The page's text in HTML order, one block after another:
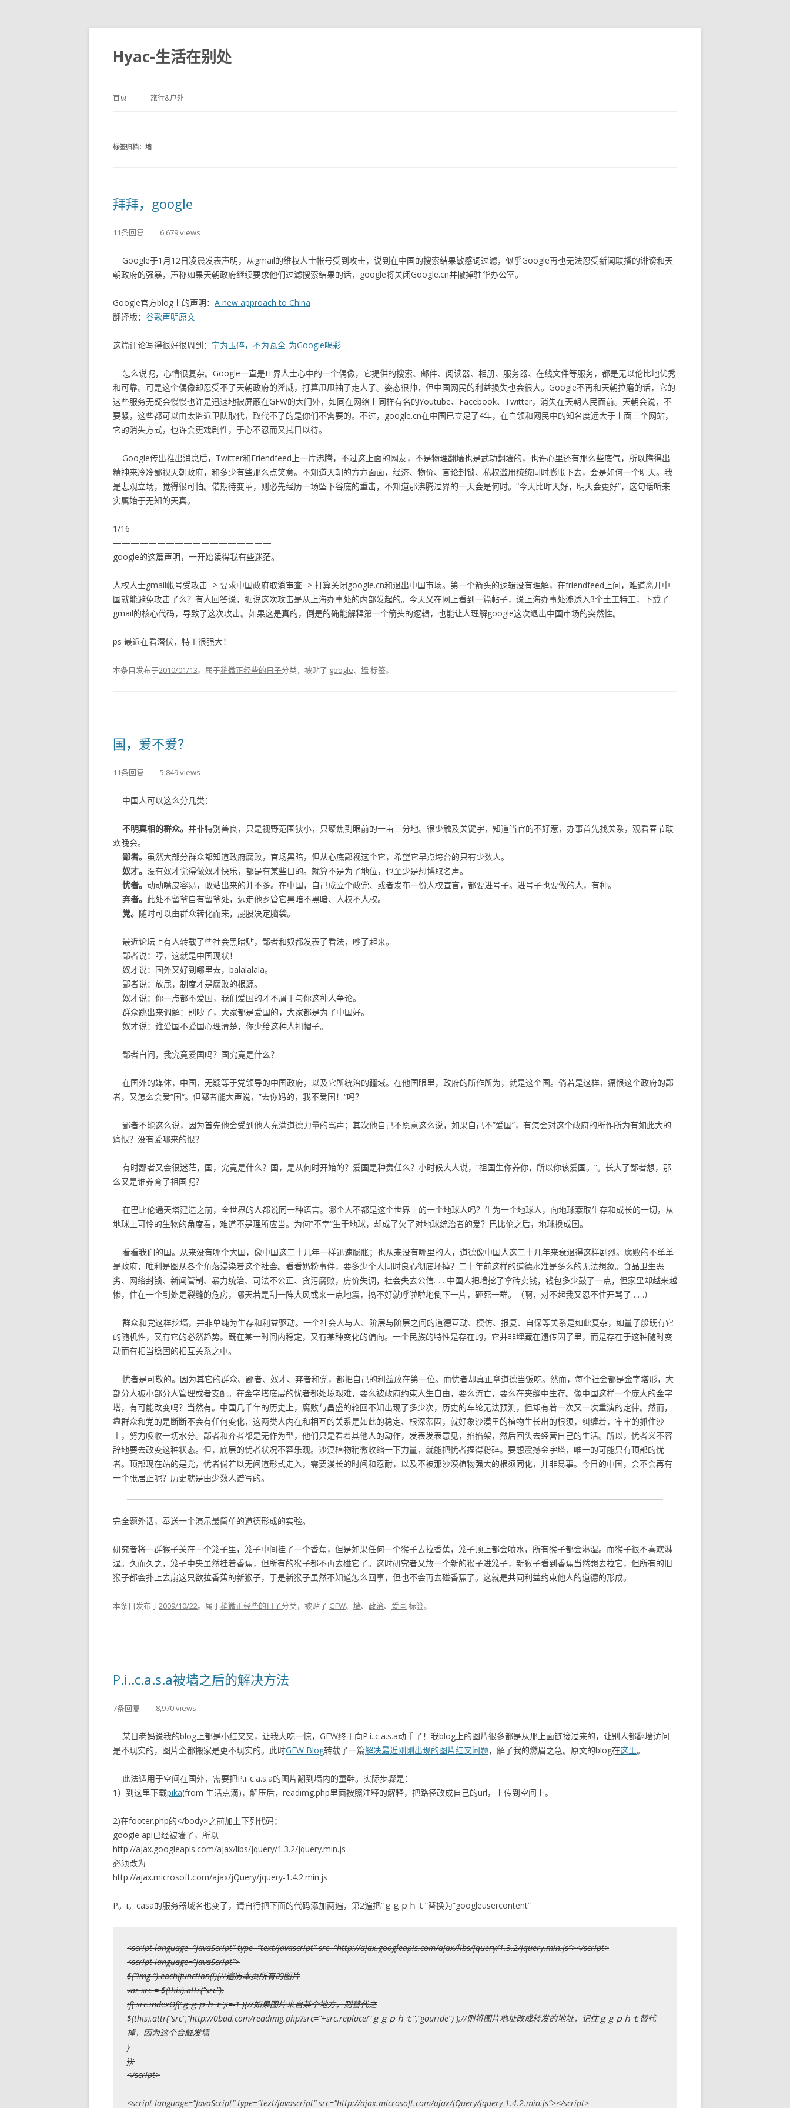
Hyac-生活在别处
首页 旅行&户外
标签归档： 墙
拜拜，google
11条回复 6,679 views
Google于1月12日凌晨发表声明，从gmail的维权人士帐号受到攻击，说到在中国的搜索结果敏感词过滤，似乎Google再也无法忍受新闻联播的诽谤和天
朝政府的强暴，声称如果天朝政府继续要求他们过滤搜索结果的话，google将关闭Google.cn并撤掉驻华办公室。
Google官方blog上的声明： A new approach to China
翻译版： 谷歌声明原文
这篇评论写得很好很周到： 宁为玉碎，不为瓦全-为Google喝彩
怎么说呢，心情很复杂。Google一直是IT界人士心中的一个偶像，它提供的搜索、邮件、阅读器、相册、服务器、在线文件等服务，都是无以伦比地优秀
和可靠。可是这个偶像却忍受不了天朝政府的淫威，打算甩甩袖子走人了。姿态很帅，但中国网民的利益损失也会很大。Google不再和天朝拉磨的话，它的
这些服务无疑会慢慢也许是迅速地被屏蔽在GFW的大门外，如同在网络上同样有名的Youtube、Facebook、Twitter，消失在天朝人民面前。天朝会说，不
要紧，这些都可以由太监近卫队取代，取代不了的是你们不需要的。不过，google.cn在中国已立足了4年，在白领和网民中的知名度远大于上面三个网站，
它的消失方式，也许会更戏剧性，于心不忍而又拭目以待。
Google传出推出消息后，Twitter和Friendfeed上一片沸腾，不过这上面的网友，不是物理翻墙也是武功翻墙的，也许心里还有那么些底气，所以腾得出
精神来冷冷鄙视天朝政府，和多少有些那么点笑意。不知道天朝的方方面面，经济、物价、言论封锁、私权滥用统统同时膨胀下去，会是如何一个明天。我
是悲观立场，觉得很可怕。偌期待变革，则必先经历一场坠下谷底的重击，不知道那沸腾过界的一天会是何时。“今天比昨天好，明天会更好”，这句话听来
实属始于无知的天真。
1/16
——————————————————
google的这篇声明，一开始读得我有些迷茫。
人权人士gmail帐号受攻击 -> 要求中国政府取消审查 -> 打算关闭google.cn和退出中国市场。第一个箭头的逻辑没有理解，在friendfeed上问，难道离开中
国就能避免攻击了么？有人回答说，据说这次攻击是从上海办事处的内部发起的。今天又在网上看到一篇帖子，说上海办事处渗透入3个土工特工，下载了
gmail的核心代码，导致了这次攻击。如果这是真的，倒是的确能解释第一个箭头的逻辑，也能让人理解google这次退出中国市场的突然性。
ps 最近在看潜伏，特工很强大！
本条目发布于2010/01/13。属于稍微正经些的日子分类，被贴了 google、 墙标签。
国，爱不爱？
11条回复 5,849 views
中国人可以这么分几类：
不明真相的群众。 并非特别善良，只是视野范围狭小，只聚焦到眼前的一亩三分地。很少触及关键字，知道当官的不好惹，办事首先找关系，观看春节联
欢晚会。
鄙者。 虽然大部分群众都知道政府腐败，官场黑暗，但从心底鄙视这个它，希望它早点垮台的只有少数人。
奴才。 没有奴才觉得做奴才快乐，都是有某些目的。就算不是为了地位，也至少是想博取名声。
忧者。 动动嘴皮容易，敢站出来的并不多。在中国，自己成立个政党、或者发布一份人权宣言，都要进号子。进号子也要做的人，有种。
弃者。 此处不留爷自有留爷处，远走他乡管它黑暗不黑暗、人权不人权。
党。 随时可以由群众转化而来，屁股决定脑袋。
最近论坛上有人转载了些社会黑暗贴，鄙者和奴都发表了看法，吵了起来。
鄙者说：哼，这就是中国现状！
奴才说：国外又好到哪里去，balalalala。
鄙者说：放屁，制度才是腐败的根源。
奴才说：你一点都不爱国，我们爱国的才不屑于与你这种人争论。
群众跳出来调解：别吵了，大家都是爱国的，大家都是为了中国好。
奴才说：谁爱国不爱国心理清楚，你少给这种人扣帽子。
鄙者自问，我究竟爱国吗？国究竟是什么？
在国外的媒体，中国，无疑等于党领导的中国政府，以及它所统治的疆域。在他国眼里，政府的所作所为，就是这个国。倘若是这样，痛恨这个政府的鄙
者，又怎么会爱”国“。但鄙者能大声说，”去你妈的，我不爱国！“吗？
鄙者不能这么说，因为首先他会受到他人充满道德力量的骂声；其次他自己不愿意这么说，如果自己不”爱国”，有怎会对这个政府的所作所为有如此大的
痛恨？没有爱哪来的恨？
有时鄙者又会很迷茫，国，究竟是什么？国，是从何时开始的？爱国是种责任么？小时候大人说，“祖国生你养你，所以你该爱国。”。长大了鄙者想，那
么又是谁养育了祖国呢？
在巴比伦通天塔建造之前，全世界的人都说同一种语言。哪个人不都是这个世界上的一个地球人吗？生为一个地球人，向地球索取生存和成长的一切，从
地球上可怜的生物的角度看，难道不是理所应当。为何”不幸“生于地球，却成了欠了对地球统治者的爱？巴比伦之后，地球换成国。
看看我们的国。从来没有哪个大国，像中国这二十几年一样迅速膨胀；也从来没有哪里的人，道德像中国人这二十几年来衰退得这样剧烈。腐败的不单单
是政府，唯利是图从各个角落浸染着这个社会。看看奶粉事件，要多少个人同时良心彻底坏掉？二十年前这样的道德水准是多么的无法想象。食品卫生恶
劣、网络封锁、新闻管制、暴力统治、司法不公正、贪污腐败，房价失调，社会失去公信……中国人把墙挖了拿砖卖钱，钱包多少鼓了一点，但家里却越来越
惨，住在一个到处是裂缝的危房，哪天若是刮一阵大风或来一点地震，搞不好就呼啦啦地倒下一片，砸死一群。（啊，对不起我又忍不住开骂了……）
群众和党这样挖墙，并非单纯为生存和利益驱动。一个社会人与人、阶层与阶层之间的道德互动、模仿、报复、自保等关系是如此复杂，如量子般既有它
的随机性，又有它的必然趋势。既在某一时间内稳定，又有某种变化的偏向。一个民族的特性是存在的，它并非埋藏在遗传因子里，而是存在于这种随时变
动而有相当稳固的相互关系之中。
忧者是可敬的。因为其它的群众、鄙者、奴才、弃者和党，都把自己的利益放在第一位。而忧者却真正拿道德当饭吃。然而，每个社会都是金字塔形，大
部分人被小部分人管理或者支配。在金字塔底层的忧者都处境艰难，要么被政府约束人生自由，要么流亡，要么在夹缝中生存。像中国这样一个庞大的金字
塔，有可能改变吗？当然有。中国几千年的历史上，腐败与昌盛的轮回不知出现了多少次，历史的车轮无法预测，但却有着一次又一次重演的定律。然而，
靠群众和党的是断断不会有任何变化，这两类人内在和相互的关系是如此的稳定、根深蒂固，就好象沙漠里的植物生长出的根须，纠缠着，牢牢的抓住沙
土，努力吸收一切水分。鄙者和弃者都是无作为型，他们只是看着其他人的动作，发表发表意见，掐掐架，然后回头去经营自己的生活。所以，忧者义不容
辞地要去改变这种状态。但，底层的忧者状况不容乐观。沙漠植物稍微收缩一下力量，就能把忧者捏得粉碎。要想震撼金字塔，唯一的可能只有顶部的忧
者。顶部现在站的是党，忧者倘若以无间道形式走入，需要漫长的时间和忍耐，以及不被那沙漠植物强大的根须同化，并非易事。今日的中国，会不会再有
一个张居正呢？历史就是由少数人谱写的。
完全题外话，奉送一个演示最简单的道德形成的实验。
研究者将一群猴子关在一个笼子里，笼子中间挂了一个香蕉，但是如果任何一个猴子去拉香蕉，笼子顶上都会喷水，所有猴子都会淋湿。而猴子很不喜欢淋
湿。久而久之，笼子中央虽然挂着香蕉，但所有的猴子都不再去碰它了。这时研究者又放一个新的猴子进笼子，新猴子看到香蕉当然想去拉它，但所有的旧
猴子都会扑上去扇这只欲拉香蕉的新猴子，于是新猴子虽然不知道怎么回事，但也不会再去碰香蕉了。这就是共同利益约束他人的道德的形成。
本条目发布于2009/10/22。属于稍微正经些的日子分类，被贴了 GFW、 墙、 政治、 爱国 标签。
P.i..c.a.s.a被墙之后的解决方法
7条回复 8,970 views
某日老妈说我的blog上都是小红叉叉，让我大吃一惊，GFW终于向P.i..c.a.s.a动手了！我blog上的图片很多都是从那上面链接过来的，让别人都翻墙访问
是不现实的，图片全都搬家是更不现实的。此时GFW Blog转载了一篇解决最近刚刚出现的图片红叉问题，解了我的燃眉之急。原文的blog在这里。
此法适用于空间在国外，需要把P.i..c.a.s.a的图片翻到墙内的童鞋。实际步骤是：
1）到这里下载pika(from 生活点滴)，解压后，readimg.php里面按照注释的解释，把路径改成自己的url，上传到空间上。
2)在footer.php的</body>之前加上下列代码：
google api已经被墙了，所以
http://ajax.googleapis.com/ajax/libs/jquery/1.3.2/jquery.min.js
必须改为
http://ajax.microsoft.com/ajax/jQuery/jquery-1.4.2.min.js
P。i。casa的服务器域名也变了，请自行把下面的代码添加两遍，第2遍把“ｇｇｐｈｔ”替换为“googleusercontent”
<script language=”JavaScript” type=”text/javascript” src=”http://ajax.googleapis.com/ajax/libs/jquery/1.3.2/jquery.min.js”></script>
<script language=”JavaScript”>
$(”img “).each(function(i){//遍历本页所有的图片
var src = $(this).attr(”src”);
if( src.indexOf(’ｇｇｐｈｔ’)!=-1 ){//如果图片来自某个地方，则替代之
$(this).attr(”src”,”http://0bad.com/readimg.php?src=”+src.replace(”ｇｇｐｈｔ”,”gouride”) );//则将图片地址改成转发的地址，记住ｇｇｐｈｔ替代
掉，因为这个会触发墙
}
});
</script>
<script language=”JavaScript” type=”text/javascript” src=”http://ajax.microsoft.com/ajax/jQuery/jquery-1.4.2.min.js”></script>